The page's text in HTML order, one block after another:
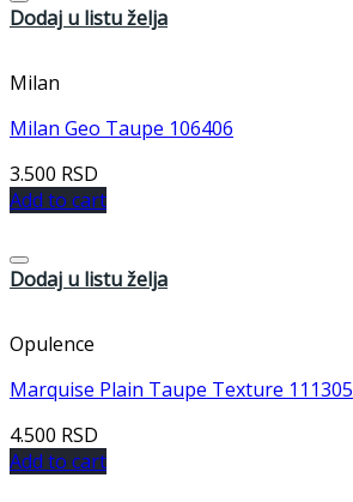
Dodaj u listu želja
Milan
Milan Geo Taupe 106406
3.500 RSD
Add to cart
Dodaj u listu želja
Opulence
Marquise Plain Taupe Texture 111305
4.500 RSD
Add to cart